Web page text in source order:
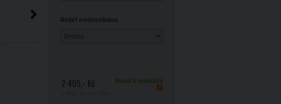
Reliéf embos/debos
2 405,- Kč Ihned k odeslání